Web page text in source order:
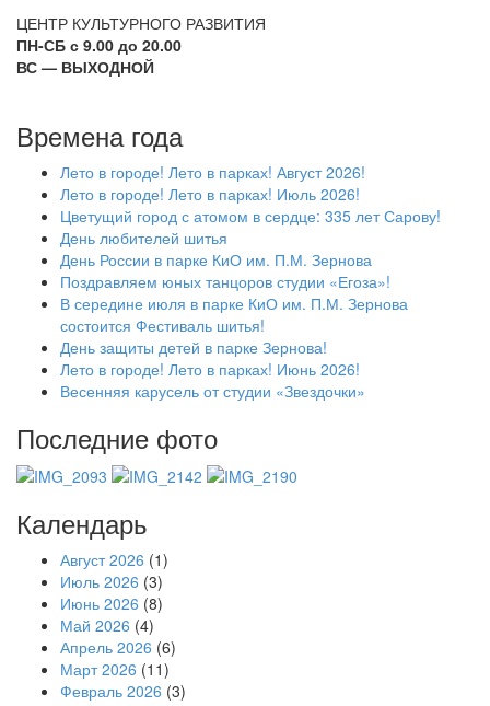
ЦЕНТР КУЛЬТУРНОГО РАЗВИТИЯ
ПН-СБ с 9.00 до 20.00
ВС — ВЫХОДНОЙ
Времена года
Лето в городе! Лето в парках! Август 2026!
Лето в городе! Лето в парках! Июль 2026!
Цветущий город с атомом в сердце: 335 лет Сарову!
День любителей шитья
День России в парке КиО им. П.М. Зернова
Поздравляем юных танцоров студии «Егоза»!
В середине июля в парке КиО им. П.М. Зернова
состоится Фестиваль шитья!
День защиты детей в парке Зернова!
Лето в городе! Лето в парках! Июнь 2026!
Весенняя карусель от студии «Звездочки»
Последние фото
Календарь
Август 2026 (1)
Июль 2026 (3)
Июнь 2026 (8)
Май 2026 (4)
Апрель 2026 (6)
Март 2026 (11)
Февраль 2026 (3)